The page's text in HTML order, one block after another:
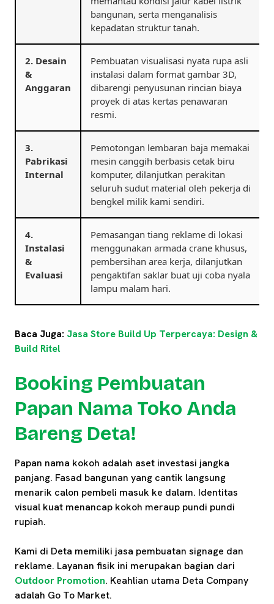
bangunan, serta menganalisis
kepadatan struktur tanah.
2. Desain
&
Anggaran
Pembuatan visualisasi nyata rupa asli
instalasi dalam format gambar 3D,
dibarengi penyusunan rincian biaya
proyek di atas kertas penawaran
resmi.
3.
Pabrikasi
Internal
Pemotongan lembaran baja memakai
mesin canggih berbasis cetak biru
komputer, dilanjutkan perakitan
seluruh sudut material oleh pekerja di
bengkel milik kami sendiri.
4.
Instalasi
&
Evaluasi
Pemasangan tiang reklame di lokasi
menggunakan armada crane khusus,
pembersihan area kerja, dilanjutkan
pengaktifan saklar buat uji coba nyala
lampu malam hari.
Baca Juga: Jasa Store Build Up Terpercaya: Design &
Build Ritel
Booking Pembuatan
Papan Nama Toko Anda
Bareng Deta!
Papan nama kokoh adalah aset investasi jangka
panjang. Fasad bangunan yang cantik langsung
menarik calon pembeli masuk ke dalam. Identitas
visual kuat menancap kokoh meraup pundi pundi
rupiah.
Kami di Deta memiliki jasa pembuatan signage dan
reklame. Layanan fisik ini merupakan bagian dari
Outdoor Promotion. Keahlian utama Deta Company
adalah Go To Market.